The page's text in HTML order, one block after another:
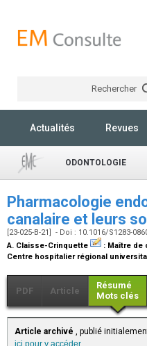
Rechercher
Actualités Revues
ODONTOLOGIE
Pharmacologie
canalaire et leurs
[23-025-B-21] - Doi : 10.1016/S1283-
A. Claisse-Crinquette
: Maître de
Centre hospitalier régional
PDF Article
Résumé
Mots clés
Article archivé , publié
ici pour y accéder